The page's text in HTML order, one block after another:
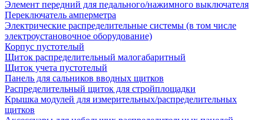
Элемент передний для педального/нажимного выключателя
Переключатель амперметра
Электрические распределительные системы (в том числе
электроустановочное оборудование)
Корпус пустотелый
Щиток распределительный малогабаритный
Щиток учета пустотелый
Панель для сальников вводных щитков
Распределительный щиток для стройплощадки
Крышка модулей для измерительных/распределительных
щитков